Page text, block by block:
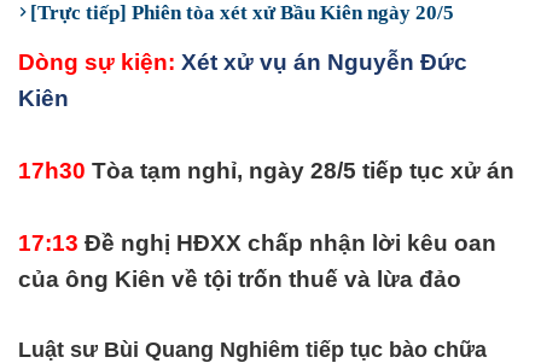
[Trực tiếp] Phiên tòa xét xử Bầu Kiên ngày 20/5
Dòng sự kiện: Xét xử vụ án Nguyễn Đức
Kiên
17h30 Tòa tạm nghỉ, ngày 28/5 tiếp tục xử án
17:13 Đề nghị HĐXX chấp nhận lời kêu oan
của ông Kiên về tội trốn thuế và lừa đảo
Luật sư Bùi Quang Nghiêm tiếp tục bào chữa